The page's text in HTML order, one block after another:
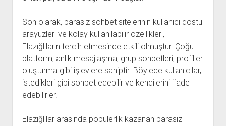
Son olarak, parasız sohbet sitelerinin kullanıcı dostu
arayüzleri ve kolay kullanılabilir özellikleri,
Elazığlıların tercih etmesinde etkili olmuştur. Çoğu
platform, anlık mesajlaşma, grup sohbetleri, profiller
oluşturma gibi işlevlere sahiptir. Böylece kullanıcılar,
istedikleri gibi sohbet edebilir ve kendilerini ifade
edebilirler.
Elazığlılar arasında popülerlik kazanan parasız